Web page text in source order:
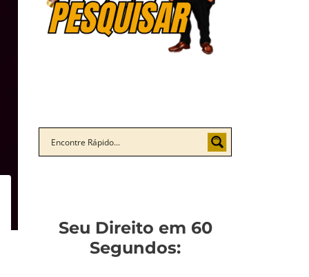
Seu Direito em 60
Segundos: